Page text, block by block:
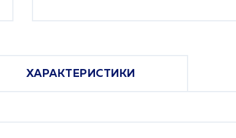
ХАРАКТЕРИСТИКИ